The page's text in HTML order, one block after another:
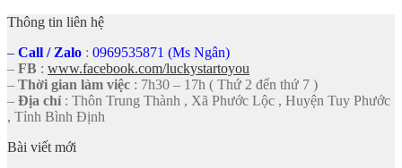
Thông tin liên hệ
– Call / Zalo : 0969535871 (Ms Ngân)
– FB : www.facebook.com/luckystartoyou
– Thời gian làm việc : 7h30 – 17h ( Thứ 2 đến thứ 7 )
– Địa chỉ : Thôn Trung Thành , Xã Phước Lộc , Huyện Tuy Phước
, Tỉnh Bình Định
Bài viết mới